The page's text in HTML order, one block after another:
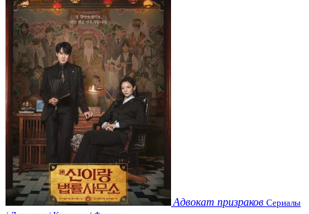
Адвокат призраков Сериалы